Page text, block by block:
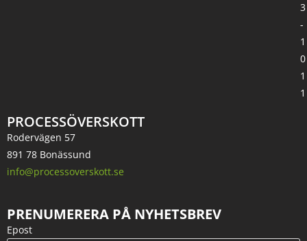
PROCESSÖVERSKOTT
Rodervägen 57
891 78 Bonässund
info@processoverskott.se
3
-
1
0
1
1
PRENUMERERA PÅ NYHETSBREV
Epost